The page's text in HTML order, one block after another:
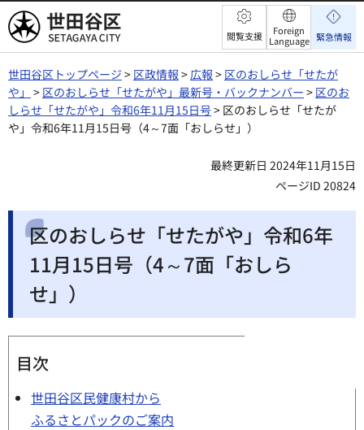
世田谷区 閲覧支援
Foreign
Language 緊急情報
世田谷区トップページ > 区政情報 >広報 > 区のおしらせ「せたが
や」 > 区のおしらせ「せたがや」最新号・バックナンバー > 区のお
しらせ「せたがや」令和6年11月15日号> 区のおしらせ「せたが
や」令和6年11月15日号（4～7面「おしらせ」）
最終更新日 2024年11月15日
ページID 20824
区のおしらせ「せたがや」令和6年
11月15日号（4～7面「おしら
せ」）
目次
世田谷区民健康村から
ふるさとパックのご案内